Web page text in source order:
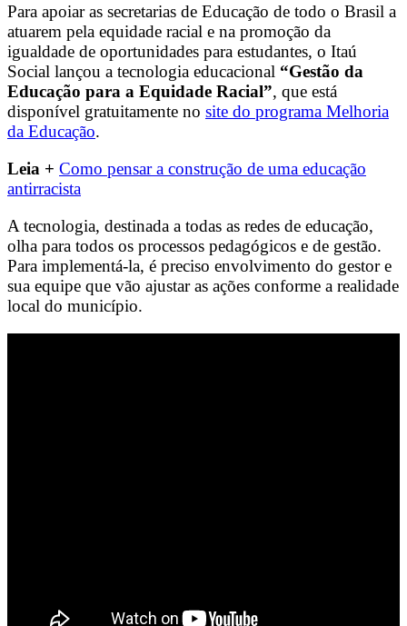
Para apoiar as secretarias de Educação de todo o Brasil a
atuarem pela equidade racial e na promoção da
igualdade de oportunidades para estudantes, o Itaú
Social lançou a tecnologia educacional “Gestão da
Educação para a Equidade Racial”, que está
disponível gratuitamente no site do programa Melhoria
da Educação.
Leia + Como pensar a construção de uma educação
antirracista
A tecnologia, destinada a todas as redes de educação,
olha para todos os processos pedagógicos e de gestão.
Para implementá-la, é preciso envolvimento do gestor e
sua equipe que vão ajustar as ações conforme a realidade
local do município.